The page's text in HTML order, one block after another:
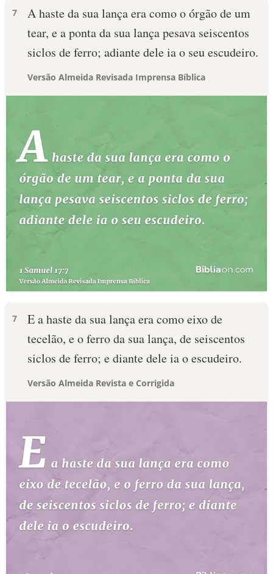
7
A haste da sua lança era como o órgão de um
tear, e a ponta da sua lança pesava seiscentos
siclos de ferro; adiante dele ia o seu escudeiro.
Versão Almeida Revisada Imprensa Bíblica
7
E a haste da sua lança era como eixo de
tecelão, e o ferro da sua lança, de seiscentos
siclos de ferro; e diante dele ia o escudeiro.
Versão Almeida Revista e Corrigida